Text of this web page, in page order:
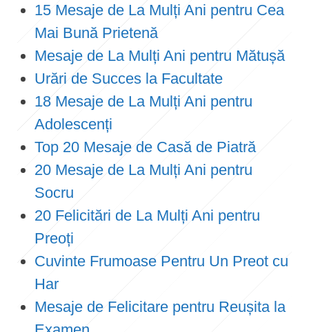
15 Mesaje de La Mulți Ani pentru Cea
Mai Bună Prietenă
Mesaje de La Mulți Ani pentru Mătușă
Urări de Succes la Facultate
18 Mesaje de La Mulți Ani pentru
Adolescenți
Top 20 Mesaje de Casă de Piatră
20 Mesaje de La Mulți Ani pentru
Socru
20 Felicitări de La Mulți Ani pentru
Preoți
Cuvinte Frumoase Pentru Un Preot cu
Har
Mesaje de Felicitare pentru Reușita la